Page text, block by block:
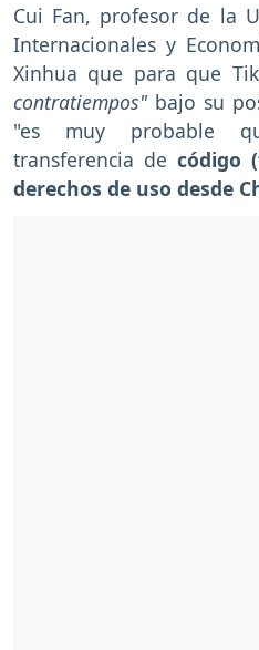
Cui Fan, profesor de la
Internacionales y
Xinhua que para que
contratiempos" bajo su
"es muy probable
transferencia de código
derechos de uso desde